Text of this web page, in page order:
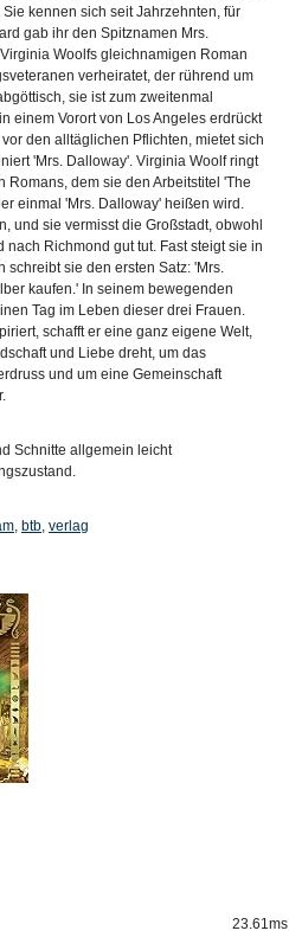
kennen sich seit Jahrzehnten, für
gab ihr den Spitznamen Mrs.
Woolfs gleichnamigen Roman
verheiratet, der rührend um
sie ist zum zweitenmal
einem Vorort von Los Angeles erdrückt
den alltäglichen Pflichten, mietet sich
'Mrs. Dalloway'. Virginia Woolf ringt
dem sie den Arbeitstitel 'The
einmal 'Mrs. Dalloway' heißen wird.
und sie vermisst die Großstadt, obwohl
Richmond gut tut. Fast steigt sie in
schreibt sie den ersten Satz: 'Mrs.
kaufen.' In seinem bewegenden
Tag im Leben dieser drei Frauen.
schafft er eine ganz eigene Welt,
und Liebe dreht, um das
und um eine Gemeinschaft
Schnitte allgemein leicht
, btb, verlag
23.61ms